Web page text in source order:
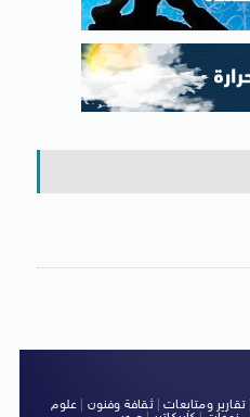
|تقارير ومتابعات|ثقافة وفنون
علوم